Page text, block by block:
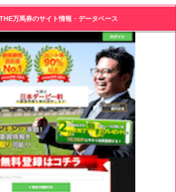
万馬券のサイト情報・データベース